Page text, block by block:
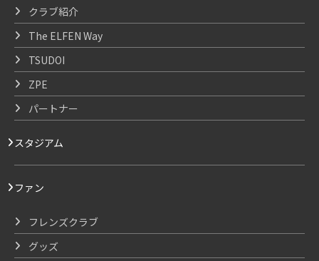
クラブ紹介
The ELFEN Way
TSUDOI
ZPE
パートナー
スタジアム
ファン
フレンズクラブ
グッズ